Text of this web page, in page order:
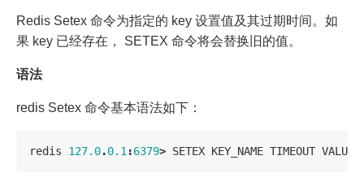
Redis Setex 命令为指定的 key 设置值及其过期时间。如
果 key 已经存在， SETEX 命令将会替换旧的值。
语法
redis Setex 命令基本语法如下：
redis 127.0.0.1:6379> SETEX KEY_NAME TIMEOUT VALUE